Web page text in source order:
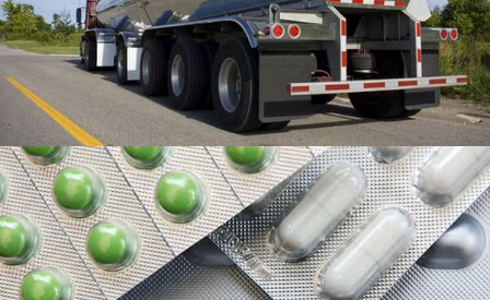
tozlar.
Uçak Sınıfı Alüminyum
Uçak sınıfı alüminyum, süper yüksek mukavemetli